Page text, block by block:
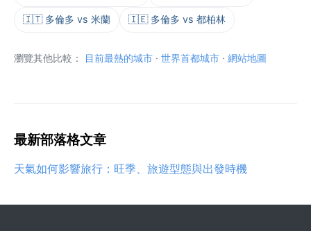
🇮🇹 多倫多 vs 米蘭 🇮🇪 多倫多 vs 都柏林
瀏覽其他比較： 目前最熱的城市 · 世界首都城市 · 網站地圖
最新部落格文章
天氣如何影響旅行：旺季、旅遊型態與出發時機